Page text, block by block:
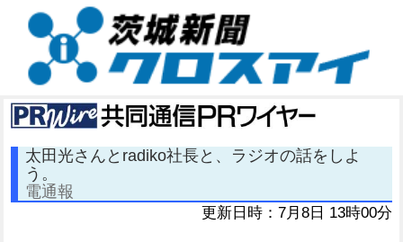
太田光さんとradiko社長と、ラジオの話をしよ
う。
電通報
更新日時：7月8日 13時00分